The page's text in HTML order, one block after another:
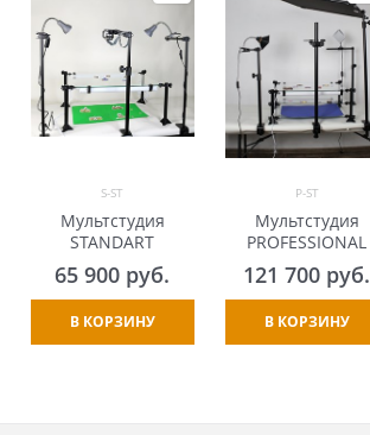
S-ST
Мультстудия
STANDART
65 900 руб.
В КОРЗИНУ
P-ST
Мультстудия
PROFESSIONAL
121 700 руб.
В КОРЗИНУ